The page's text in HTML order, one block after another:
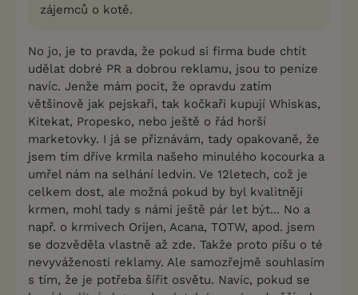
zájemců o kotě.
No jo, je to pravda, že pokud si firma bude chtít
udělat dobré PR a dobrou reklamu, jsou to peníze
navíc. Jenže mám pocit, že opravdu zatím
většinově jak pejskaři, tak kočkaři kupují Whiskas,
Kitekat, Propesko, nebo ještě o řád horší
marketovky. I já se přiznávám, tady opakovaně, že
jsem tím dříve krmila našeho minulého kocourka a
umřel nám na selhání ledvin. Ve 12letech, což je
celkem dost, ale možná pokud by byl kvalitněji
krmen, mohl tady s námi ještě pár let být... No a
např. o krmivech Orijen, Acana, TOTW, apod. jsem
se dozvěděla vlastně až zde. Takže proto píšu o té
nevyváženosti reklamy. Ale samozřejmě souhlasím
s tím, že je potřeba šířit osvětu. Navíc, pokud se